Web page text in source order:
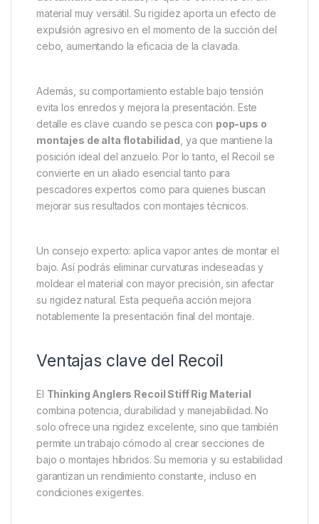
ofrece una combinación ideal de resistencia,
durabilidad y facilidad de trabajo.
carpfishing
ElRecoil Stiff Rig Materialfunciona a la perfección
connudos de sangre, grinner y bucle en forma de
ocho. También se adapta sin problemas aengarces
del tamaño adecuado, lo que lo convierte en un
material muy versátil. Su rigidez aporta un efecto de
expulsión agresivo en el momento de la succión del
Además, su comportamiento estable bajo tensión
evita los enredos y mejora la presentación. Este
detalle es clave cuando se pesca conpop-ups o
montajes de alta flotabilidad, ya que mantiene la
pescadores expertos como para quienes buscan
Un consejo experto: aplica vapor antes de montar el
bajo. Así podrás eliminar curvaturas indeseadas y
moldear el material con mayor precisión, sin afectar
su rigidez natural. Esta pequeña acción mejora
notablemente la presentación final del montaje.